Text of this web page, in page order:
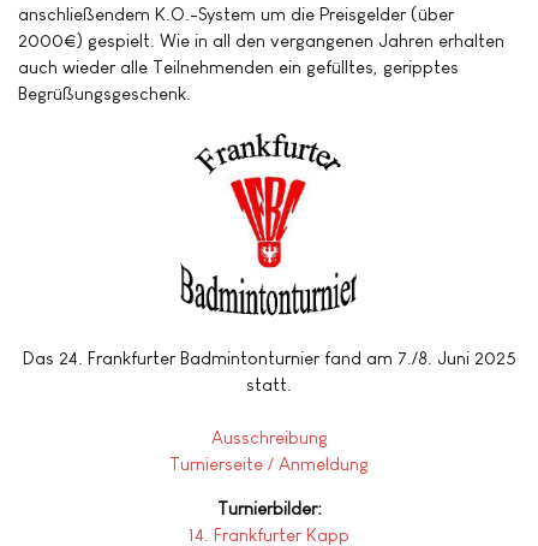
anschließendem K.O.-System um die Preisgelder (über
2000€) gespielt. Wie in all den vergangenen Jahren erhalten
auch wieder alle Teilnehmenden ein gefülltes, geripptes
Begrüßungsgeschenk.
Das 24. Frankfurter Badmintonturnier fand am 7./8. Juni 2025
statt.
Ausschreibung
Turnierseite / Anmeldung
Turnierbilder:
14. Frankfurter Kapp